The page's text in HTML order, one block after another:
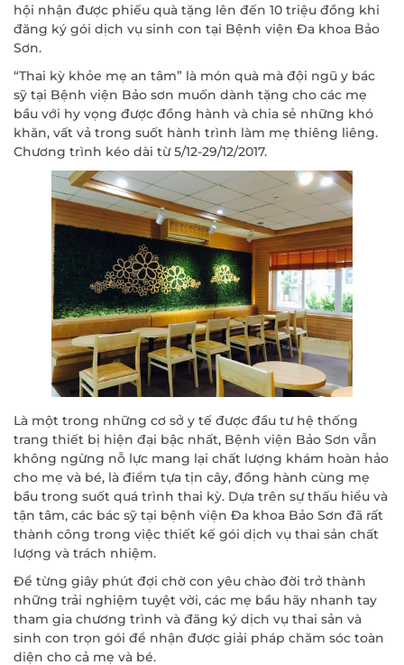
hội nhận được phiếu quà tặng lên đến 10 triệu đồng khi
đăng ký gói dịch vụ sinh con tại Bệnh viện Đa khoa Bảo
Sơn.
“Thai kỳ khỏe mẹ an tâm” là món quà mà đội ngũ y bác
sỹ tại Bệnh viện Bảo sơn muốn dành tặng cho các mẹ
bầu với hy vọng được đồng hành và chia sẻ những khó
khăn, vất vả trong suốt hành trình làm mẹ thiêng liêng.
Chương trình kéo dài từ 5/12-29/12/2017.
Là một trong những cơ sở y tế được đầu tư hệ thống
trang thiết bị hiện đại bậc nhất, Bệnh viện Bảo Sơn vẫn
không ngừng nỗ lực mang lại chất lượng khám hoàn hảo
cho mẹ và bé, là điểm tựa tịn cây, đồng hành cùng mẹ
bầu trong suốt quá trình thai kỳ. Dựa trên sự thấu hiểu và
tận tâm, các bác sỹ tại bệnh viện Đa khoa Bảo Sơn đã rất
thành công trong việc thiết kế gói dịch vụ thai sản chất
lượng và trách nhiệm.
Để từng giây phút đợi chờ con yêu chào đời trở thành
những trải nghiệm tuyệt vời, các mẹ bầu hãy nhanh tay
tham gia chương trình và đăng ký dịch vụ thai sản và
sinh con trọn gói để nhận được giải pháp chăm sóc toàn
diện cho cả mẹ và bé.